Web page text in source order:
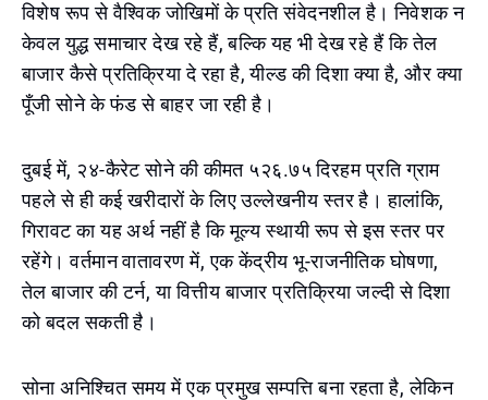
विशेष रूप से वैश्विक जोखिमों के प्रति संवेदनशील है। निवेशक न
केवल युद्ध समाचार देख रहे हैं, बल्कि यह भी देख रहे हैं कि तेल
बाजार कैसे प्रतिक्रिया दे रहा है, यील्ड की दिशा क्या है, और क्या
पूँजी सोने के फंड से बाहर जा रही है।
दुबई में, २४-कैरेट सोने की कीमत ५२६.७५ दिरहम प्रति ग्राम
पहले से ही कई खरीदारों के लिए उल्लेखनीय स्तर है। हालांकि,
गिरावट का यह अर्थ नहीं है कि मूल्य स्थायी रूप से इस स्तर पर
रहेंगे। वर्तमान वातावरण में, एक केंद्रीय भू-राजनीतिक घोषणा,
तेल बाजार की टर्न, या वित्तीय बाजार प्रतिक्रिया जल्दी से दिशा
को बदल सकती है।
सोना अनिश्चित समय में एक प्रमुख सम्पत्ति बना रहता है, लेकिन